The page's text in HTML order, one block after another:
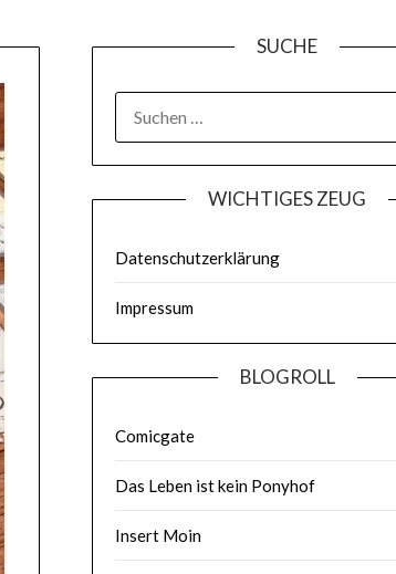
SUCHE
WICHTIGES ZEUG
Datenschutzerklärung
Impressum
BLOGROLL
Comicgate
Das Leben ist kein Ponyhof
Insert Moin